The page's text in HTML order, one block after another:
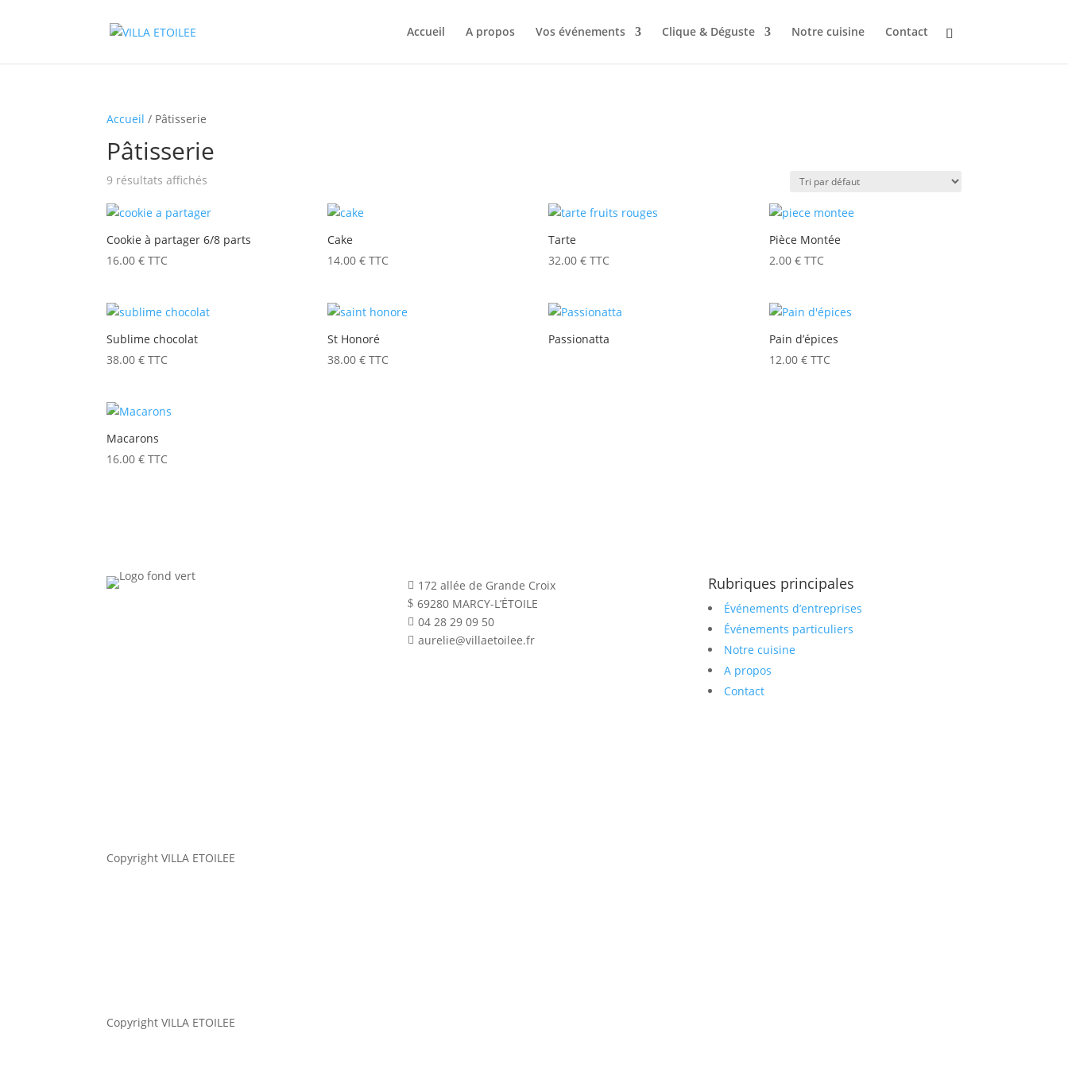
Accueil A propos Vos événements Clique & Déguste Notre cuisine Contact
Accueil / Pâtisserie
Pâtisserie
9 résultats affichés
Cookie à partager 6/8 parts
16.00€ TTC
Cake
14.00€ TTC
Tarte
32.00€ TTC
Pièce Montée
2.00€ TTC
Sublime chocolat
38.00€ TTC
St Honoré
38.00€ TTC
Passionatta
Pain d’épices
12.00€ TTC
Macarons
16.00€ TTC
 172 allée de Grande Croix
$ 69280 MARCY-L’ÉTOILE
 04 28 29 09 50
 aurelie@villaetoilee.fr
Rubriques principales
Événements d’entreprises
Événements particuliers
Notre cuisine
A propos
Contact
Copyright VILLA ETOILEE
Copyright VILLA ETOILEE